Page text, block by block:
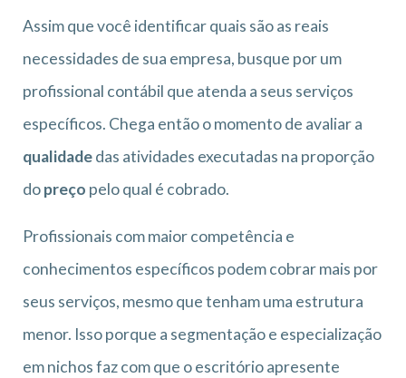
Assim que você identificar quais são as reais
necessidades de sua empresa, busque por um
profissional contábil que atenda a seus serviços
específicos. Chega então o momento de avaliar a
qualidadedas atividades executadas na proporção
dopreço pelo qual é cobrado.
Profissionais com maior competência e
conhecimentos específicos podem cobrar mais por
seus serviços, mesmo que tenham uma estrutura
menor. Isso porque a segmentação e especialização
em nichos faz com que o escritório apresente